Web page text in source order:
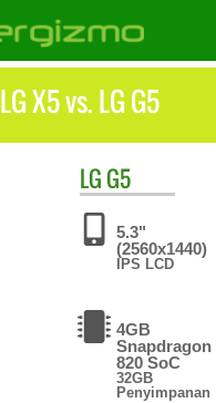
LG X5 vs. LG G5
LG G5
5.3"
(2560x1440)
IPS LCD
4GB
Snapdragon
820 SoC
32GB
Penyimpanan